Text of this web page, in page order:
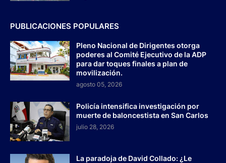
PUBLICACIONES POPULARES
Pleno Nacional de Dirigentes otorga
poderes al Comité Ejecutivo de la ADP
para dar toques finales a plan de
movilización.
agosto 05, 2026
Policía intensifica investigación por
muerte de baloncestista en San Carlos
julio 28, 2026
La paradoja de David Collado: ¿Le